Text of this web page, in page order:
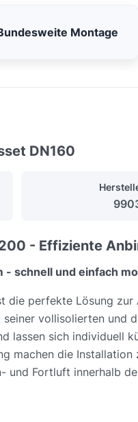
Montage
DN160
- Effiziente
- schnell und einfach
die perfekte Lösung
seiner vollisolierten
lassen sich individuell
machen die
Fortluft innerhalb